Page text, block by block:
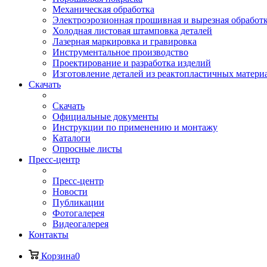
Механическая обработка
Электроэрозионная прошивная и вырезная
Холодная листовая штамповка деталей
Лазерная маркировка и гравировка
Инструментальное производство
Проектирование и разработка изделий
Изготовление деталей из реактопластичных
Скачать
Скачать
Официальные документы
Инструкции по применению и монтажу
Каталоги
Опросные листы
Пресс-центр
Пресс-центр
Новости
Публикации
Фотогалерея
Видеогалерея
Контакты
Корзина0